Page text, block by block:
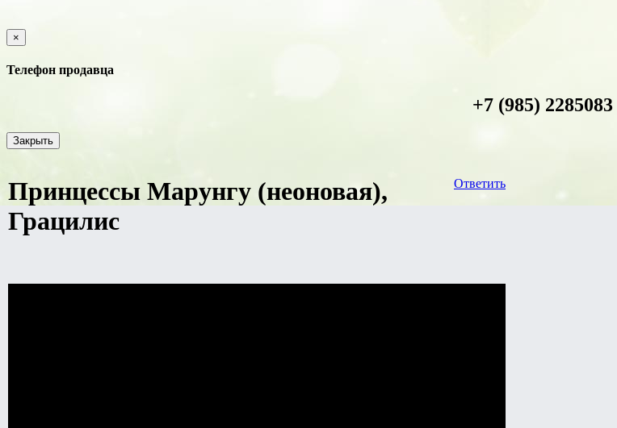
×
Телефон продавца
+7 (985) 2285083
Закрыть
Ответить
Принцессы Марунгу (неоновая),
Грацилис